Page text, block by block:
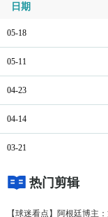
日期
05-18
05-11
04-23
04-14
03-21
热门剪辑
【球迷看点】阿根廷博主